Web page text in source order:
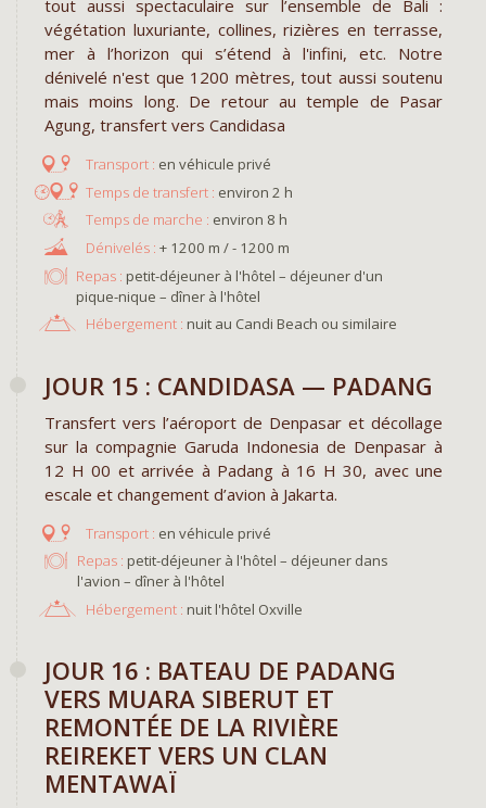
tout aussi spectaculaire sur l’ensemble de Bali :
végétation luxuriante, collines, rizières en terrasse,
mer à l’horizon qui s’étend à l'infini, etc. Notre
dénivelé n'est que 1200 mètres, tout aussi soutenu
mais moins long. De retour au temple de Pasar
Agung, transfert vers Candidasa
en véhicule privé
environ 2 h
environ 8 h
+ 1200 m / - 1200 m
Repas : petit-déjeuner à l'hôtel – déjeuner d'un
pique-nique – dîner à l'hôtel
Hébergement : nuit au Candi Beach ou similaire
JOUR 15 : CANDIDASA — PADANG
Transfert vers l’aéroport de Denpasar et décollage
sur la compagnie Garuda Indonesia de Denpasar à
12 H 00 et arrivée à Padang à 16 H 30, avec une
escale et changement d’avion à Jakarta.
en véhicule privé
Repas : petit-déjeuner à l'hôtel – déjeuner dans
l'avion – dîner à l'hôtel
Hébergement : nuit l'hôtel Oxville
JOUR 16 : BATEAU DE PADANG
VERS MUARA SIBERUT ET
REMONTÉE DE LA RIVIÈRE
REIREKET VERS UN CLAN
MENTAWAÏ